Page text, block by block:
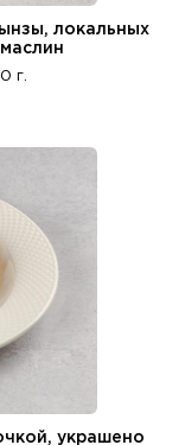
локальных
г.
украшено